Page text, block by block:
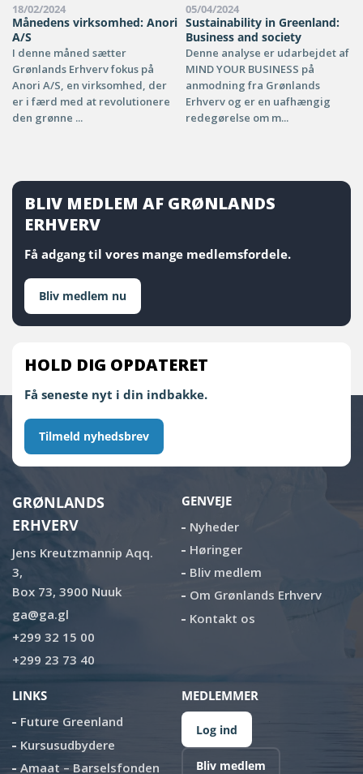
18/02/2024
Månedens virksomhed: Anori
A/S
I denne måned sætter
Grønlands Erhverv fokus på
Anori A/S, en virksomhed, der
er i færd med at revolutionere
den grønne ...
05/04/2024
Sustainability in Greenland:
Business and society
Denne analyse er udarbejdet af
MIND YOUR BUSINESS på
anmodning fra Grønlands
Erhverv og er en uafhængig
redegørelse om m...
BLIV MEDLEM AF GRØNLANDS
ERHVERV
Få adgang til vores mange medlemsfordele.
Bliv medlem nu
HOLD DIG OPDATERET
Få seneste nyt i din indbakke.
Tilmeld nyhedsbrev
GRØNLANDS
ERHVERV
Jens Kreutzmannip Aqq.
3,
Box 73, 3900 Nuuk
ga@ga.gl
+299 32 15 00
+299 23 73 40
GENVEJE
Nyheder
Høringer
Bliv medlem
Om Grønlands Erhverv
Kontakt os
LINKS
Future Greenland
Kursusudbydere
Amaat – Barselsfonden
MEDLEMMER
Log ind
Bliv medlem